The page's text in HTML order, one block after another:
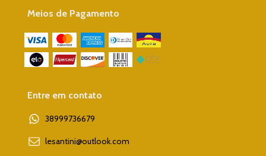
Meios de Pagamento
Entre em contato
38999736679
lesantini@outlook.com